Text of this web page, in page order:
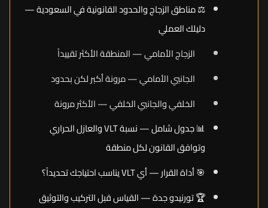
⚖️ مناطق الزجاج والحدود القانونية في السعودية —
دليلك العملي
الزجاج الأمامي — المنطقة الأكثر تقييداً
الجانبي الأمامي — مرونة أكبر لكن بحدود
الخلفي والجانبي الخلفي — الأكثر مرونة
📊 جدول شامل — نسبة VLT والعازل الحراري
وتوافق القانون لكل منطقة
🎯 أداة القرار — أي VLT يناسب احتياجك تحديداً؟
🏆 تورنيدو جدة — القياس قبل التركيب والتوثيق